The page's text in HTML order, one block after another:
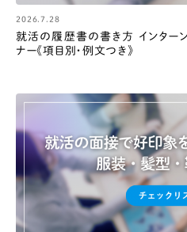
2026.7.28
就活の履歴書の書き方 インター
ナー《項目別・例文つき》